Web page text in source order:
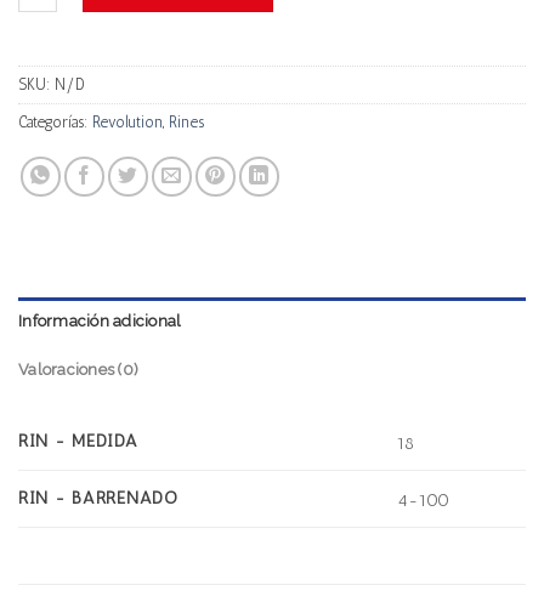
SKU: N/D
Categorías: Revolution, Rines
Información adicional
Valoraciones (0)
RIN - MEDIDA 18
RIN - BARRENADO 4-100